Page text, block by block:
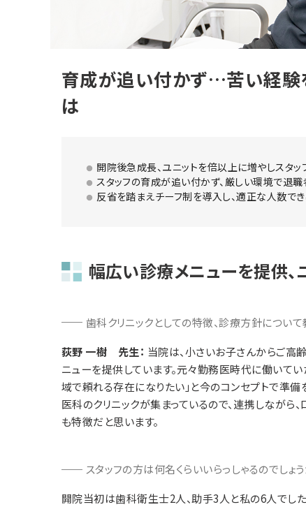
育成が追い付かず…苦い経験
は
開院後急成長、ユニットを倍以上に増やしスタッ
スタッフの育成が追い付かず、厳しい環境で退職
反省を踏まえチーフ制を導入し、適正な人数で
幅広い診療メニューを提供
歯科クリニックとしての特徴、診療方針について
荻野 一樹 先生： 当院は、小さいお子さんからご高
ニューを提供しています。元々勤務医時代に働いて
域で頼れる存在になりたい」と今のコンセプトで準
医科のクリニックが集まっているので、連携しなが
も特徴だと思います。
スタッフの方は何名くらいいらっしゃるのでしょう
開院当初は歯科衛生士2人、助手3人と私の6人でし